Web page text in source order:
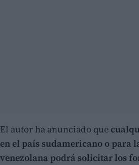
El autor ha anunciado que
en el país sudamericano o para
venezolana podrá solicitar los